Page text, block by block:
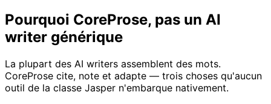
Pourquoi CoreProse, pas un AI
writer générique
La plupart des AI writers assemblent des mots.
CoreProse cite, note et adapte — trois choses qu'aucun
outil de la classe Jasper n'embarque nativement.